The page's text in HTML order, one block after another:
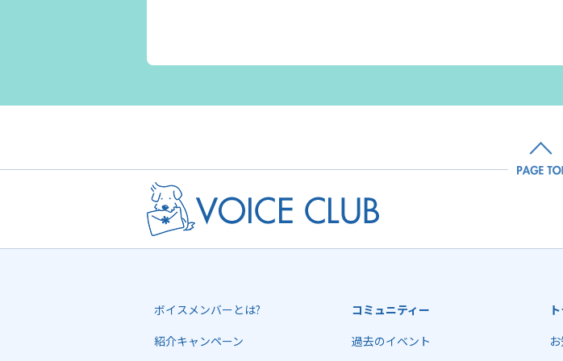
ボイスメンバーとは?
紹介キャンペーン
コミュニティー
過去のイベント